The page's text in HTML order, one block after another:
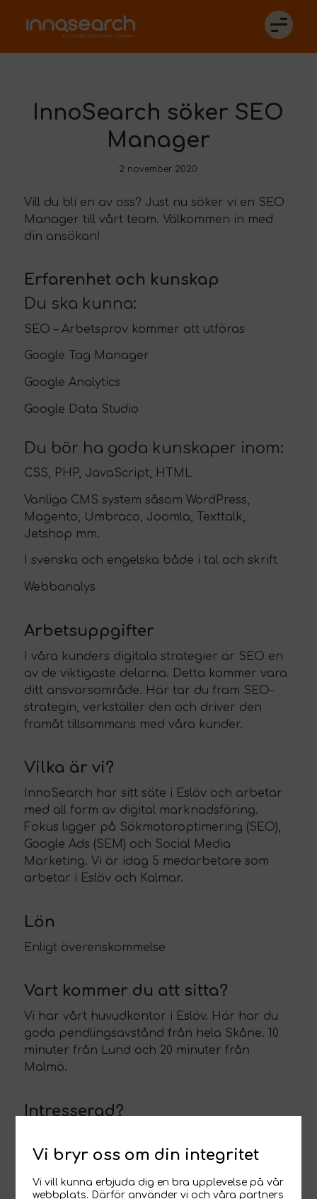
InnoSearch söker SEO
Manager
2 november 2020
Vill du bli en av oss? Just nu söker vi en SEO
Manager till vårt team. Välkommen in med
din ansökan!
Erfarenhet och kunskap
Du ska kunna:
SEO – Arbetsprov kommer att utföras
Google Tag Manager
Google Analytics
Google Data Studio
Du bör ha goda kunskaper inom:
CSS, PHP, JavaScript, HTML
Vanliga CMS system såsom WordPress,
Magento, Umbraco, Joomla, Texttalk,
Jetshop mm.
I svenska och engelska både i tal och skrift
Webbanalys
Arbetsuppgifter
I våra kunders digitala strategier är SEO en
av de viktigaste delarna. Detta kommer vara
ditt ansvarsområde. Här tar du fram SEO-
strategin, verkställer den och driver den
framåt tillsammans med våra kunder.
Vilka är vi?
InnoSearch har sitt säte i Eslöv och arbetar
med all form av digital marknadsföring.
Fokus ligger på Sökmotoroptimering (SEO),
Google Ads (SEM) och Social Media
Marketing. Vi är idag 5 medarbetare som
arbetar i Eslöv och Kalmar.
Lön
Enligt överenskommelse
Vart kommer du att sitta?
Vi har vårt huvudkontor i Eslöv. Här har du
goda pendlingsavstånd från hela Skåne. 10
minuter från Lund och 20 minuter från
Malmö.
Intresserad?
dig till Jens Andersson
214 40 20.
Vi bryr oss om din integritet
Vi vill kunna erbjuda dig en bra upplevelse på vår
webbplats. Därför använder vi och våra partners